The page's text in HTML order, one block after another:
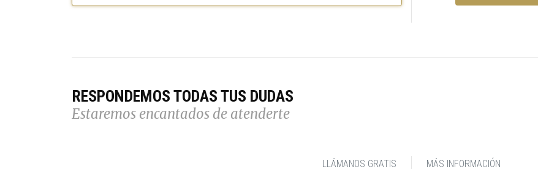
RESPONDEMOS TODAS TUS DUDAS
Estaremos encantados de atenderte
LLÁMANOS GRATIS MÁS INFORMACIÓN